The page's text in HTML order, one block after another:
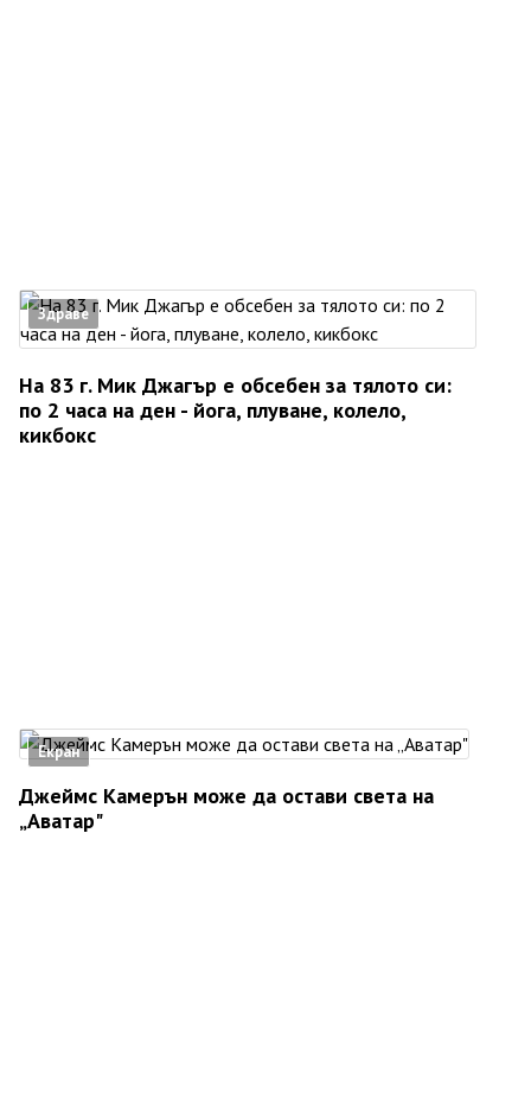
Здраве
На 83 г. Мик Джагър е обсебен за тялото си:
по 2 часа на ден - йога, плуване, колело,
кикбокс
Екран
Джеймс Камерън може да остави света на
„Аватар"